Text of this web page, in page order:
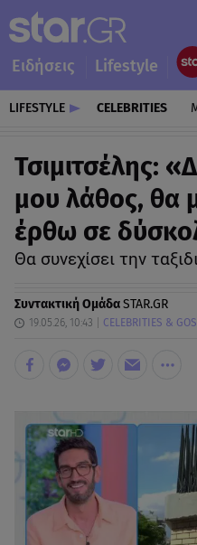
Ειδήσεις Lifestyle
LIFESTYLE CELEBRITIES
Τσιμιτσέλης:
μου λάθος, θα
έρθω σε
Θα συνεχίσει την
Συντακτική ΟμάδαSTAR.GR
19.05.26, 10:43 CELEBRITIES &